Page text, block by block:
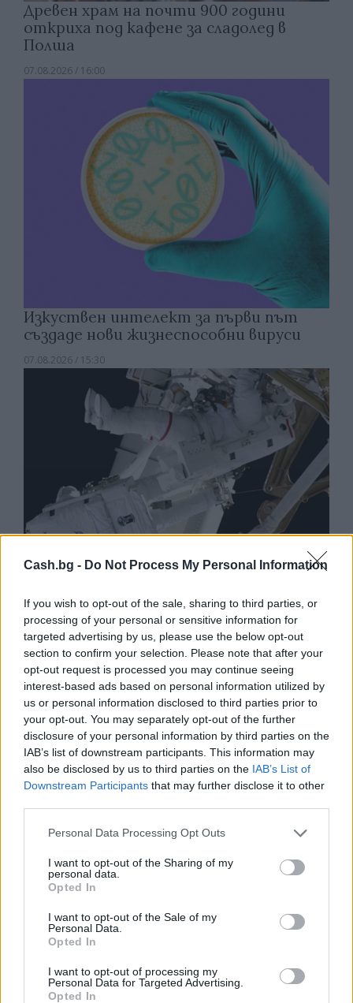
Cash.bg - Do Not Process My Personal Information
If you wish to opt-out of the sale, sharing to third parties, or
processing of your personal or sensitive information for
targeted advertising by us, please use the below opt-out
section to confirm your selection. Please note that after your
opt-out request is processed you may continue seeing
interest-based ads based on personal information utilized by
us or personal information disclosed to third parties prior to
your opt-out. You may separately opt-out of the further
disclosure of your personal information by third parties on the
IAB’s list of downstream participants. This information may
also be disclosed by us to third parties on the IAB’s List of
Downstream Participants that may further disclose it to other
Personal Data Processing Opt Outs
I want to opt-out of the Sharing of my
personal data.
Opted In
I want to opt-out of the Sale of my
Personal Data.
Opted In
I want to opt-out of processing my
Personal Data for Targeted Advertising.
Opted In
Древен храм на почти 900 години
откриха под кафене за сладолед в
Полша
07.08.2026 / 16:00
Изкуствен интелект за първи път
създаде нови жизнеспособни вируси
07.08.2026 / 15:30
Астронавти на NASA излязоха в
открития космос
07.08.2026 / 15:00
Франция ще забрани рекламните
обаждания без съгласието на
абонатите от 11 август